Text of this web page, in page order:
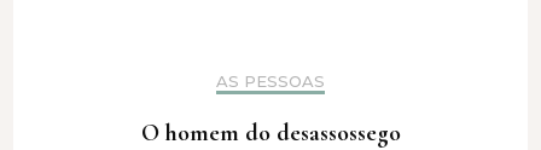
AS PESSOAS
O homem do desassossego